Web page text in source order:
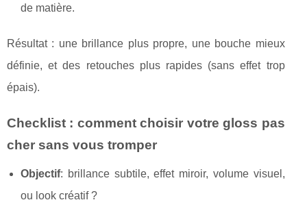
de matière.
Résultat : une brillance plus propre, une bouche mieux
définie, et des retouches plus rapides (sans effet trop
épais).
Checklist : comment choisir votre gloss pas
cher sans vous tromper
Objectif: brillance subtile, effet miroir, volume visuel,
ou look créatif ?